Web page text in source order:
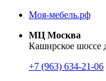
Моя-мебель.рф
МЦ Москва
Каширское шоссе
+7 (963) 634-21-06